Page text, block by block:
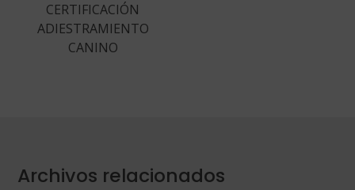
CERTIFICACIÓN
ADIESTRAMIENTO
CANINO
Archivos relacionados